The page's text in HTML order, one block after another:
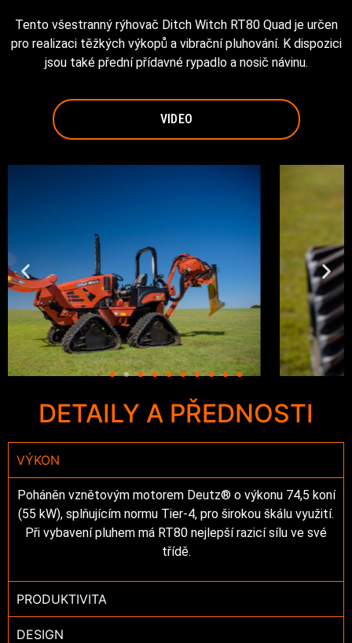
Tento všestranný rýhovač Ditch Witch RT80 Quad je určen
pro realizaci těžkých výkopů a vibrační pluhování. K dispozici
jsou také přední přídavné rypadlo a nosič návinu.
VIDEO
DETAILY A PŘEDNOSTI
VÝKON
Poháněn vznětovým motorem Deutz® o výkonu 74,5 koní
(55 kW), splňujícím normu Tier-4, pro širokou škálu využití.
Při vybavení pluhem má RT80 nejlepší razicí sílu ve své
třídě.
PRODUKTIVITA
DESIGN